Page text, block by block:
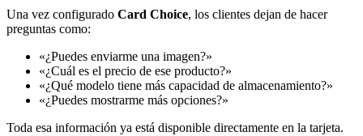
Una vez configurado Card Choice, los clientes dejan de hacer
preguntas como:
«¿Puedes enviarme una imagen?»
«¿Cuál es el precio de ese producto?»
«¿Qué modelo tiene más capacidad de almacenamiento?»
«¿Puedes mostrarme más opciones?»
Toda esa información ya está disponible directamente en la tarjeta.